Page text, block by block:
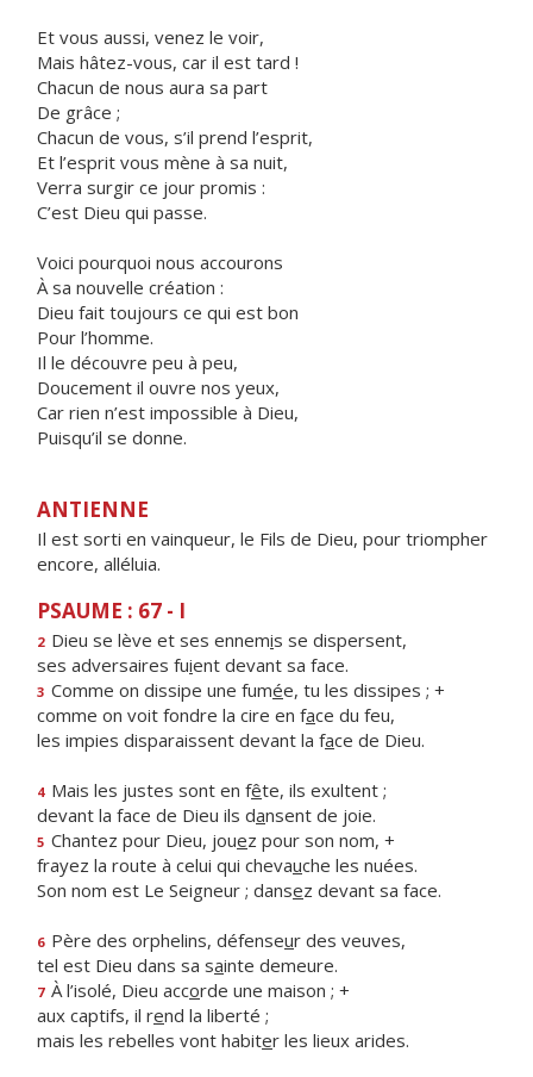
Et vous aussi, venez le voir,
Mais hâtez-vous, car il est tard !
Chacun de nous aura sa part
De grâce ;
Chacun de vous, s’il prend l’esprit,
Et l’esprit vous mène à sa nuit,
Verra surgir ce jour promis :
C’est Dieu qui passe.
Voici pourquoi nous accourons
À sa nouvelle création :
Dieu fait toujours ce qui est bon
Pour l’homme.
Il le découvre peu à peu,
Doucement il ouvre nos yeux,
Car rien n’est impossible à Dieu,
Puisqu’il se donne.
ANTIENNE
Il est sorti en vainqueur, le Fils de Dieu, pour triompher
encore, alléluia.
PSAUME : 67 - I
2 Dieu se lève et ses ennemis se dispersent,
ses adversaires fuient devant sa face.
3 Comme on dissipe une fumée, tu les dissipes ; +
comme on voit fondre la cire en face du feu,
les impies disparaissent devant la face de Dieu.
4 Mais les justes sont en fête, ils exultent ;
devant la face de Dieu ils dansent de joie.
5 Chantez pour Dieu, jouez pour son nom, +
frayez la route à celui qui chevauche les nuées.
Son nom est Le Seigneur ; dansez devant sa face.
6 Père des orphelins, défenseur des veuves,
tel est Dieu dans sa sainte demeure.
7 À l’isolé, Dieu accorde une maison ; +
aux captifs, il rend la liberté ;
mais les rebelles vont habiter les lieux arides.